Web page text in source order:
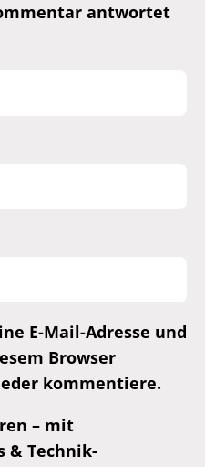
antwortet
E-Mail-Adresse und
Browser
kommentiere.
– mit
& Technik-